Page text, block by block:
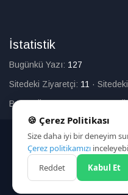
İstatistik
Bugünkü Yazı: 127
Sitedeki Ziyaretçi: 11 ·
Bugün Üye Olan:0·Toplam
HAKKIMIZDA
ÇEREZ
🍪 Çerez Politikası
Size daha iyi bir deneyim
Çerez politikamızı
Reddet
Kabul Et